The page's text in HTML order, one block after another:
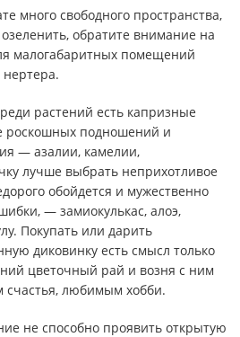
много свободного пространства,
обратите внимание на
малогабаритных помещений
растений есть капризные
роскошных подношений и
— азалии, камелии,
лучше выбрать неприхотливое
обойдется и мужественно
— замиокулькас, алоэ,
Покупать или дарить
диковинку есть смысл только
цветочный рай и возня с ним
счастья, любимым хобби.
не способно проявить открытую